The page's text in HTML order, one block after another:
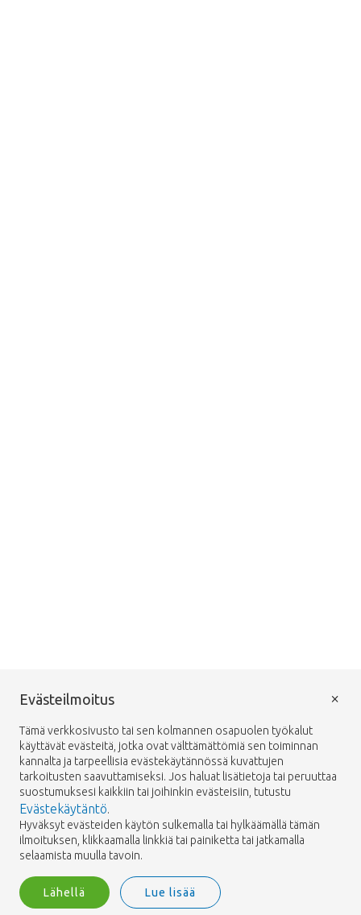
Evästeilmoitus
Tämä verkkosivusto tai sen kolmannen osapuolen työkalut
käyttävät evästeitä, jotka ovat välttämättömiä sen toiminnan
kannalta ja tarpeellisia evästekäytännössä kuvattujen
tarkoitusten saavuttamiseksi. Jos haluat lisätietoja tai peruuttaa
suostumuksesi kaikkiin tai joihinkin evästeisiin, tutustu
Evästekäytäntö.
Hyväksyt evästeiden käytön sulkemalla tai hylkäämällä tämän
ilmoituksen, klikkaamalla linkkiä tai painiketta tai jatkamalla
selaamista muulla tavoin.
Lähellä Lue lisää
×